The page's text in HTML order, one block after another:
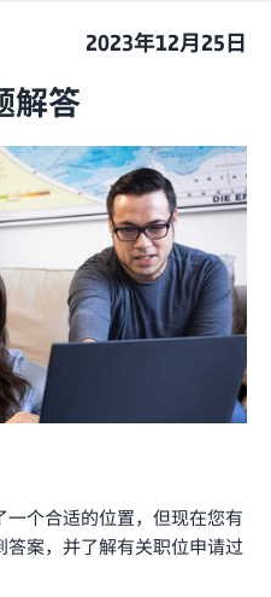
2023年12月25日
解答
个合适的位置，但现在您有
案，并了解有关职位申请过